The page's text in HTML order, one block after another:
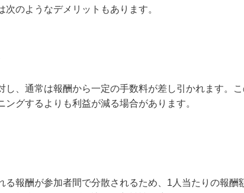
のようなデメリットもあります。
し、通常は報酬から一定の手数料が差し引かれます。
グするよりも利益が減る場合があります。
る報酬が参加者間で分散されるため、1人当たりの報